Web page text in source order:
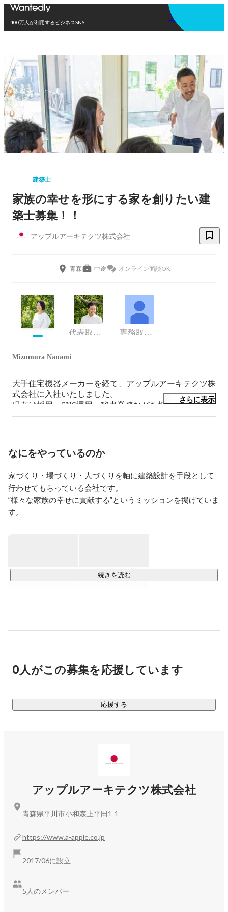
400万人が利用するビジネスSNS
アプリを使う
建築士
家族の幸せを形にする家を創りたい建
築士募集！！
アップルアーキテクツ株式会社
青森 中途 オンライン面談OK
代表取締役CEO 専務取締役
Mizumura Nanami
大手住宅機器メーカーを経て、アップルアーキテクツ株
式会社に入社いたしました。
現在は採用・SNS運用・秘書業務などを担当しておりま
す。
さらに表示
なにをやっているのか
家づくり・場づくり・人づくりを軸に建築設計を手段として
行わせてもらっている会社です。
”様々な家族の幸せに貢献する”というミッションを掲げていま
す。
日本もそこにいる家族の幸せに貢献するために、建築設計を
職としてずっと建築に携わっていた。
にバトンタッチをして家、会社を創っている。
続きを読む
0人がこの募集を応援しています
応援する
アップルアーキテクツ株式会社
https://www.a-apple.co.jp
2017/06に設立
5人のメンバー
青森県平川市小和森上平田1-1